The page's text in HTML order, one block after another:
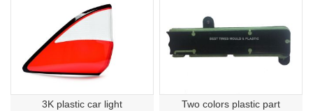
3K plastic car light Two colors plastic part